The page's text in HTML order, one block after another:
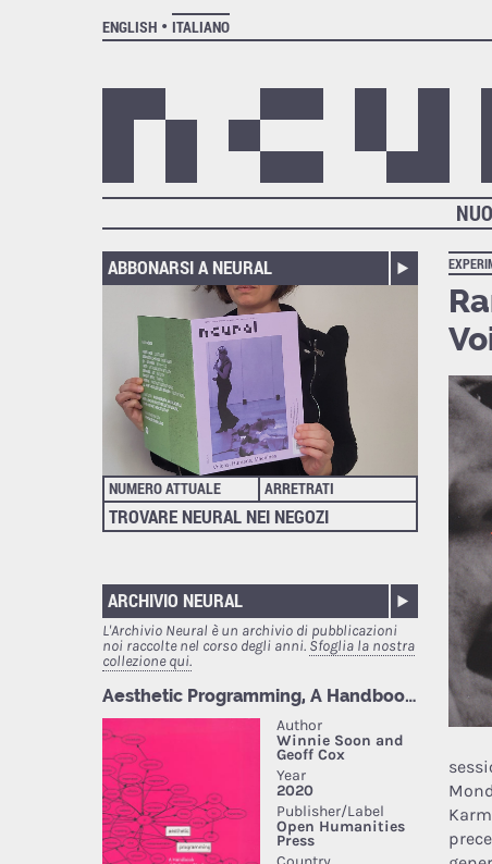
ENGLISH
ITALIANO
ABBONARSI A NEURAL
NUMERO ATTUALE ARRETRATI
TROVARE NEURAL NEI NEGOZI
ARCHIVIO NEURAL
L'Archivio Neural è un archivio di pubblicazioni
noi raccolte nel corso degli anni. Sfoglia la nostra
collezione qui.